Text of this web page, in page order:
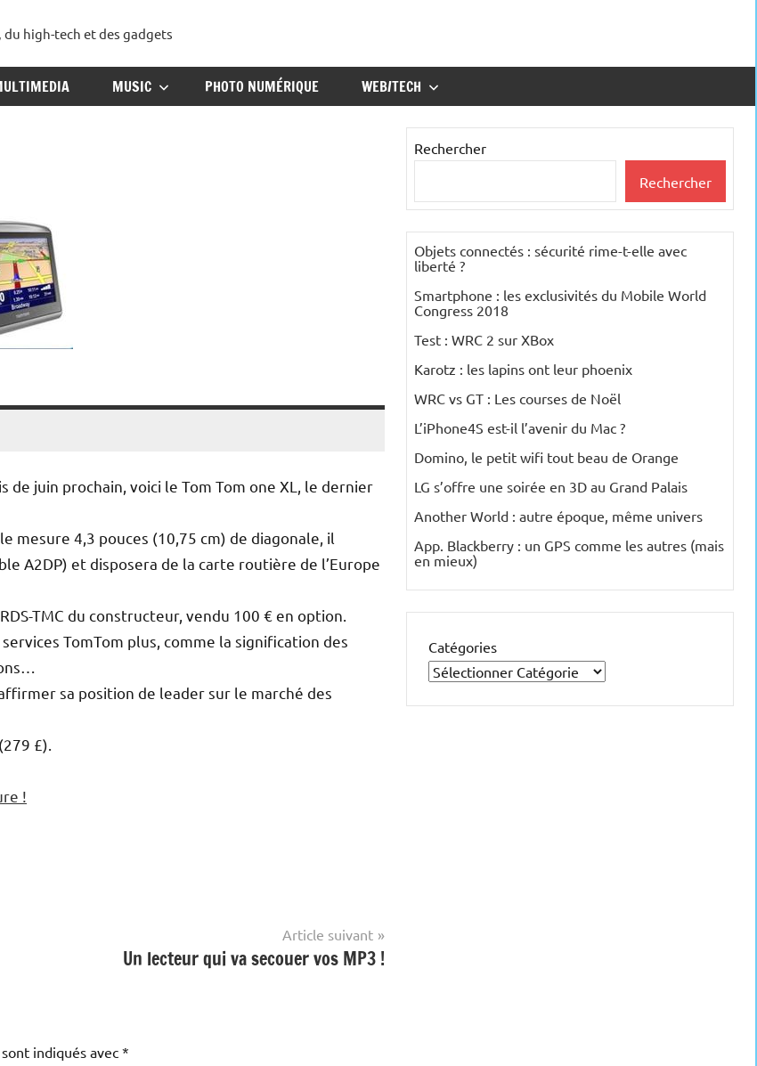
high-tech et des gadgets
MUSIC PHOTO NUMÉRIQUE WEB/TECH
de juin prochain, voici le Tom Tom one XL, le dernier
mesure 4,3 pouces (10,75 cm) de diagonale, il
A2DP) et disposera de la carte routière de l’Europe
TMC du constructeur, vendu 100 € en option.
TomTom plus, comme la signification des
sa position de leader sur le marché des
£).
!
Article suivant
Un lecteur qui va secouer vos MP3 !
indiqués avec *
Rechercher
Rechercher
Objets connectés : sécurité rime-t-elle avec
liberté ?
Smartphone : les exclusivités du Mobile World
Congress 2018
Test : WRC 2 sur XBox
Karotz : les lapins ont leur phoenix
WRC vs GT : Les courses de Noël
L’iPhone4S est-il l’avenir du Mac ?
Domino, le petit wifi tout beau de Orange
LG s’offre une soirée en 3D au Grand Palais
Another World : autre époque, même univers
App. Blackberry : un GPS comme les autres (mais
en mieux)
Catégories